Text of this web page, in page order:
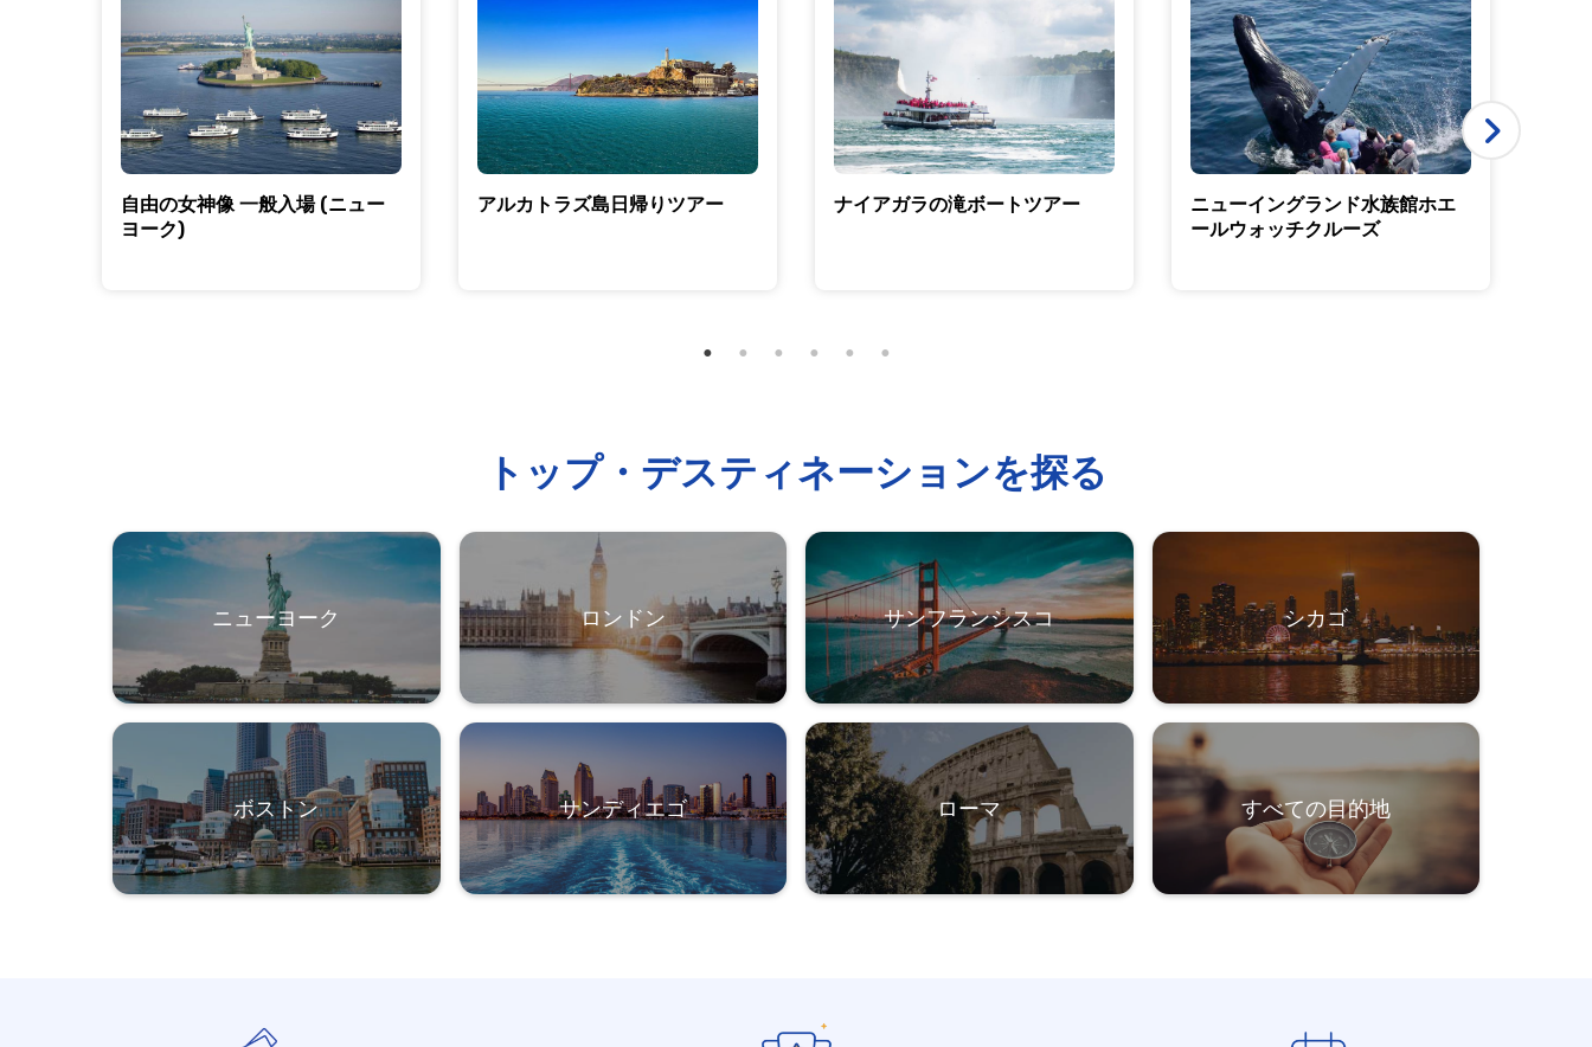
自由の女神像 一般入場 (ニュー
ヨーク)
アルカトラズ島日帰りツアー ナイアガラの滝ボートツアー
ニューイングランド水族館ホエ
ールウォッチクルーズ
トップ・デスティネーションを探る
ニューヨーク ロンドン サンフランシスコ シカゴ
ボストン サンディエゴ ローマ すべての目的地